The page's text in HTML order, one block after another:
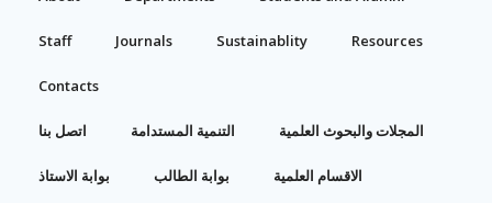
Staff Journals Sustainablity Resources
Contacts
اتصل بنا التنمية المستدامة المجلات والبحوث العلمية
بوابة الاستاذ بوابة الطالب الاقسام العلمية